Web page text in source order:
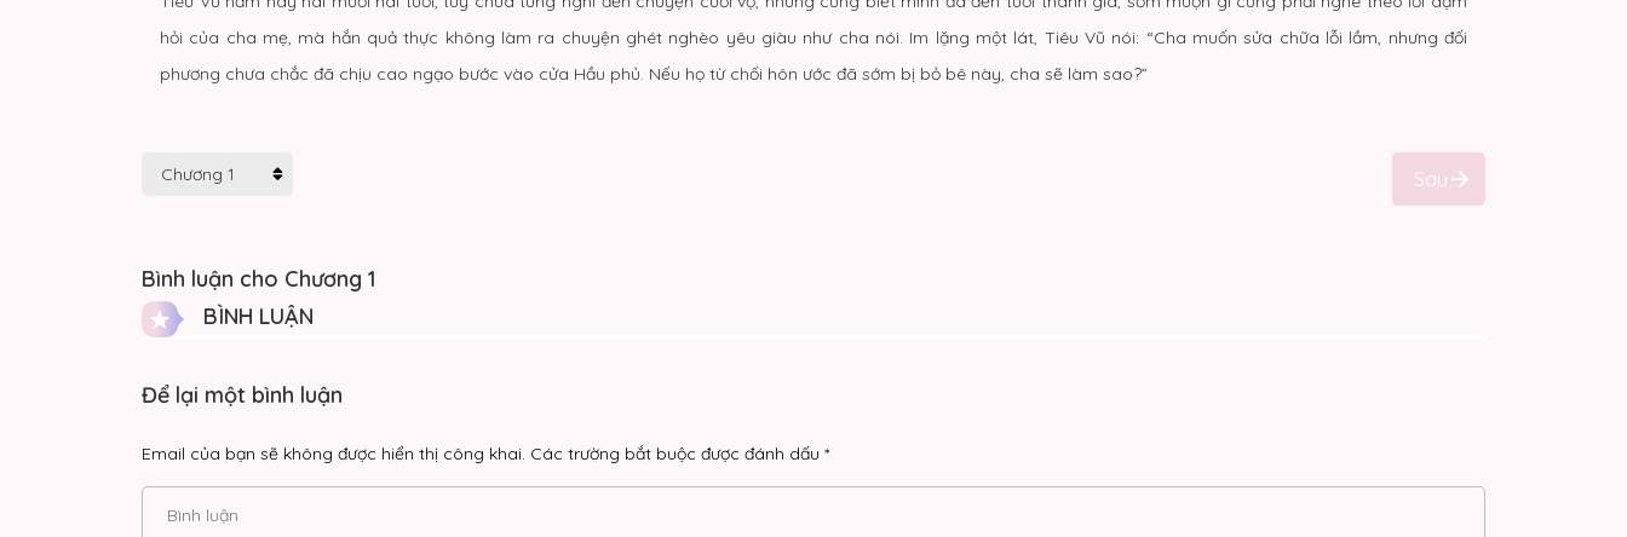
hỏi của cha mẹ, mà hắn quả thực không làm ra chuyện ghét nghèo yêu giàu như cha nói. Im lặng một lát, Tiêu Vũ nói: “Cha muốn sửa chữa lỗi lầm, nhưng đối
phương chưa chắc đã chịu cao ngạo bước vào cửa Hầu phủ. Nếu họ từ chối hôn ước đã sớm bị bỏ bê này, cha sẽ làm sao?”
Sau
Bình luận cho Chương 1
BÌNH LUẬN
Để lại một bình luận
Email của bạn sẽ không được hiển thị công khai. Các trường bắt buộc được đánh dấu *